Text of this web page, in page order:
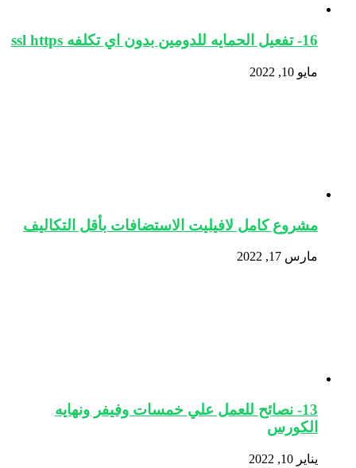
16- تفعيل الحمايه للدومين بدون اي تكلفه ssl https
مايو 10, 2022
مشروع كامل لافيليت الاستضافات بأقل التكاليف
مارس 17, 2022
13- نصائح للعمل علي خمسات وفيفر ونهايه
الكورس
يناير 10, 2022